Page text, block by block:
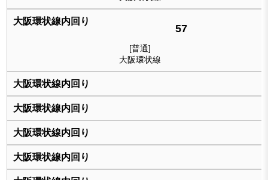
57
[普通]
大阪環状線